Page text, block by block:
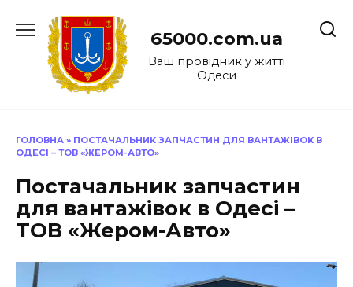
до
65000.com.ua
Ваш провідник у житті
Одеси
ГОЛОВНА » ПОСТАЧАЛЬНИК ЗАПЧАСТИН ДЛЯ ВАНТАЖІВОК В
ОДЕСІ – ТОВ «ЖЕРОМ-АВТО»
Постачальник запчастин
для вантажівок в Одесі –
ТОВ «Жером-Авто»